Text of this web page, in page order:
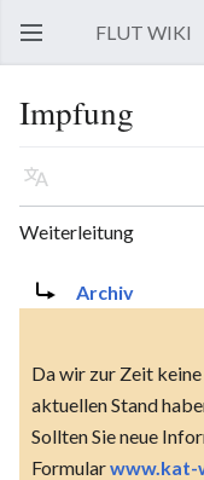
Hauptmenü öffnen
FLUT WIKI
Impfung
Sprache
Weiterleitung
Archiv
Da wir zur Zeit
aktuellen Stand
Sollten Sie neue
Formularwww.kat-